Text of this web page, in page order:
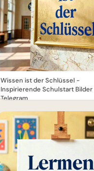
Wissen ist der Schlüssel -
Inspirierende Schulstart
Telegram